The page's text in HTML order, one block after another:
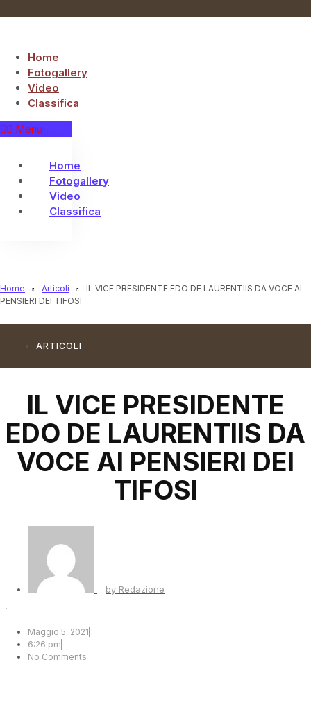
Home
Fotogallery
Video
Classifica
Menu
Home
Fotogallery
Video
Classifica
Home Articoli
IL VICE PRESIDENTE EDO DE LAURENTIIS DA VOCE AI
PENSIERI DEI TIFOSI
ARTICOLI
IL VICE PRESIDENTE
EDO DE LAURENTIIS DA
VOCE AI PENSIERI DEI
TIFOSI
by Redazione
·
Maggio 5, 2021
6:26 pm
No Comments